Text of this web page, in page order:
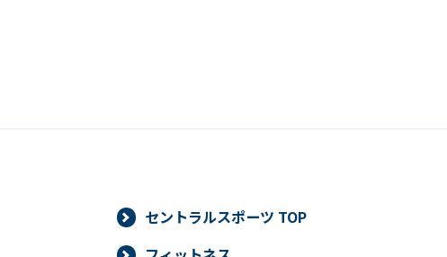
セントラルスポーツ TOP